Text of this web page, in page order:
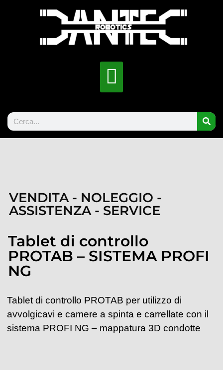
VENDITA - NOLEGGIO -
ASSISTENZA - SERVICE
Tablet di controllo
PROTAB – SISTEMA PROFI
NG
Tablet di controllo PROTAB per utilizzo di
avvolgicavi e camere a spinta e carrellate con il
sistema PROFI NG – mappatura 3D condotte